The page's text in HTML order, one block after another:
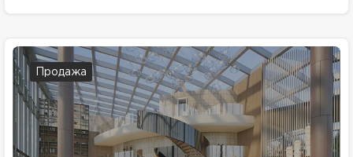
Продажа